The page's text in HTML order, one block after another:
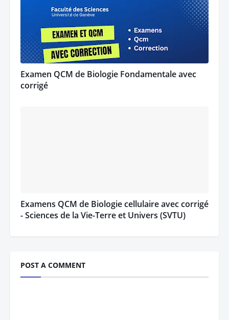
Examen QCM de Biologie Fondamentale avec
corrigé
Examens QCM de Biologie cellulaire avec corrigé
- Sciences de la Vie-Terre et Univers (SVTU)
POST A COMMENT